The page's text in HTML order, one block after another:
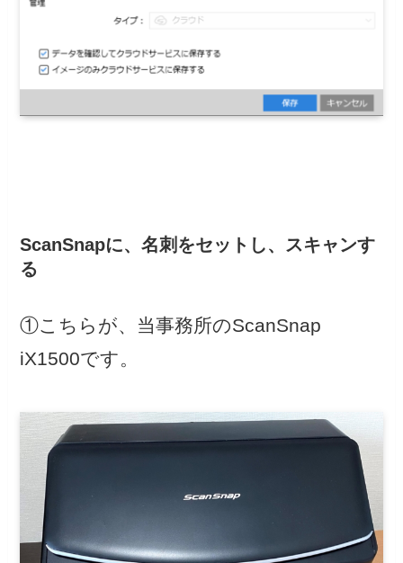
ScanSnapに、名刺をセットし、スキャンす
る
①こちらが、当事務所のScanSnap
iX1500です。